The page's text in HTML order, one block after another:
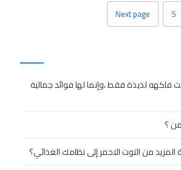
5
Next page
فاكهه لذيذة فقط ،وإنما لها فوائد جمالية
؟
المزيد من التوت الاحمر إلى نظامك الغذائي؟